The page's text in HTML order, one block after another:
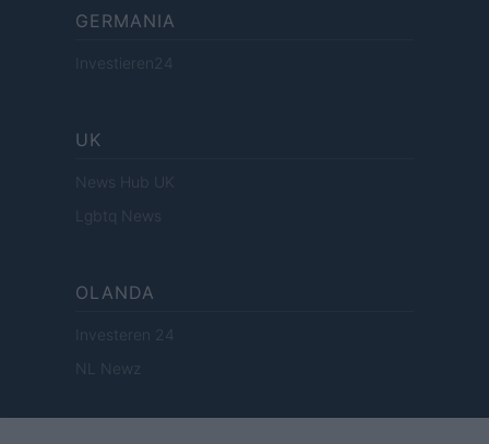
GERMANIA
Investieren24
UK
News Hub UK
Lgbtq News
OLANDA
Investeren 24
NL Newz